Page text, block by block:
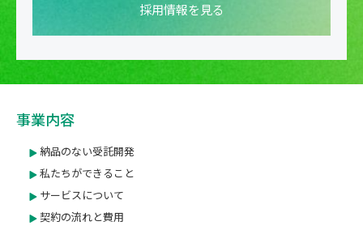
採用情報を見る
事業内容
納品のない受託開発
私たちができること
サービスについて
契約の流れと費用